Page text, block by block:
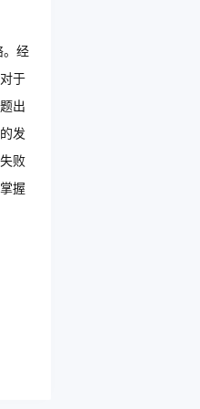
。经
于
出
发
败
握